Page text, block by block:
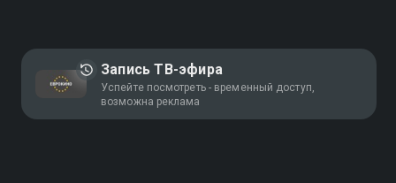
Запись ТВ-эфира
Успейте посмотреть - временный доступ,
возможна реклама